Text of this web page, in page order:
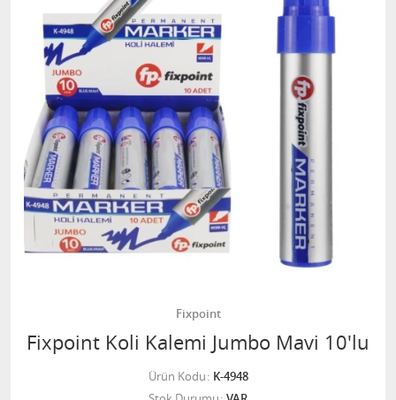
Fixpoint
Fixpoint Koli Kalemi Jumbo Mavi 10'lu
Ürün Kodu K-4948